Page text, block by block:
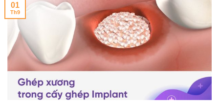
01
Th9